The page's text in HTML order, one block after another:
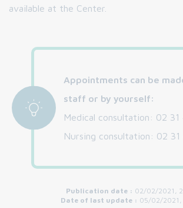
available at the Center.
Appointments can be
staff or by yourself:
Medical consultation: 02
Nursing consultation: 02
Publication date : 02/02/2021,
Date of last update : 05/02/2021,